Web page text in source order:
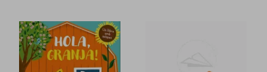
50%
dcto.
$ 78.232
$ 39.116